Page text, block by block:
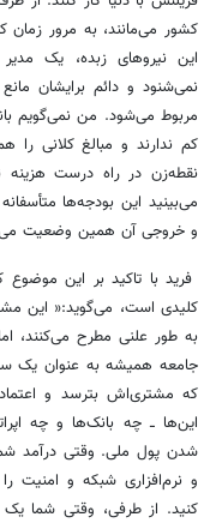
کشور می‌مانند، به مرور زمان
این نیروهای زبده، یک
نمی‌شنود و دائم برایشان
مربوط می‌شود. من نمی‌گویم
کم ندارند و مبالغ کلانی
نقطه‌زن در راه درست هزینه
می‌بینید این بودجه‌ها
و خروجی آن همین وضعیت
فرید با تاکید بر این
کلیدی است، می‌گوید:« این
به طور علنی مطرح می‌کنند،
جامعه همیشه به عنوان یک
که مشتری‌اش بترسد و
این‌ها ــ چه بانک‌ها و چه
شدن پول ملی. وقتی درآمد
و نرم‌افزاری شبکه و امنیت
کنید. از طرفی، وقتی شما